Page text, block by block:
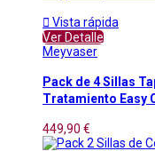
 Vista rápida
Ver Detalle
Meyvaser
Pack de 4 Sillas
Tratamiento Easy
449,90 €